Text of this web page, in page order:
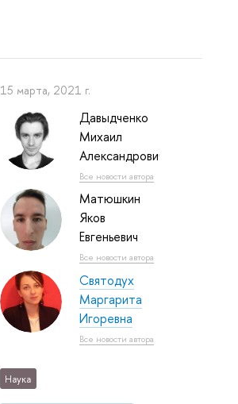
15 марта, 2021 г.
Давыдченко
Михаил
Александрович
Все новости автора
Матюшкин
Яков
Евгеньевич
Все новости автора
Святодух
Маргарита
Игоревна
Все новости автора
Наука